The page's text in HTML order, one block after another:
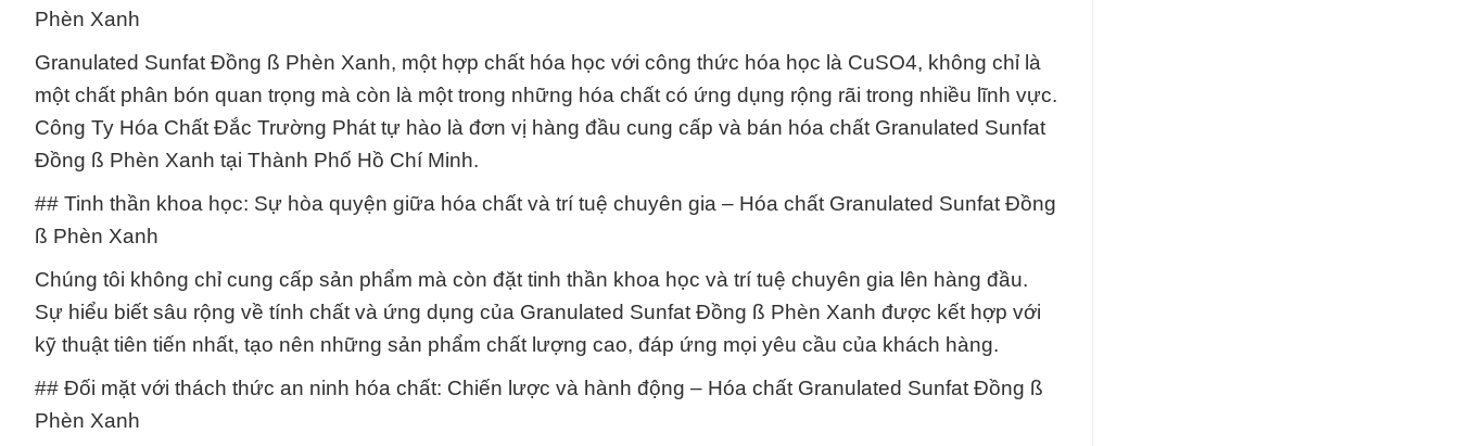
Phèn Xanh
Granulated Sunfat Đồng ß Phèn Xanh, một hợp chất hóa học với công thức hóa học là CuSO4, không chỉ là
một chất phân bón quan trọng mà còn là một trong những hóa chất có ứng dụng rộng rãi trong nhiều lĩnh vực.
Công Ty Hóa Chất Đắc Trường Phát tự hào là đơn vị hàng đầu cung cấp và bán hóa chất Granulated Sunfat
Đồng ß Phèn Xanh tại Thành Phố Hồ Chí Minh.
## Tinh thần khoa học: Sự hòa quyện giữa hóa chất và trí tuệ chuyên gia – Hóa chất Granulated Sunfat Đồng
ß Phèn Xanh
Chúng tôi không chỉ cung cấp sản phẩm mà còn đặt tinh thần khoa học và trí tuệ chuyên gia lên hàng đầu.
Sự hiểu biết sâu rộng về tính chất và ứng dụng của Granulated Sunfat Đồng ß Phèn Xanh được kết hợp với
kỹ thuật tiên tiến nhất, tạo nên những sản phẩm chất lượng cao, đáp ứng mọi yêu cầu của khách hàng.
## Đối mặt với thách thức an ninh hóa chất: Chiến lược và hành động – Hóa chất Granulated Sunfat Đồng ß
Phèn Xanh